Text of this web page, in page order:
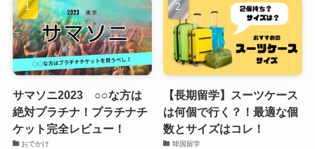
サマソニ2023 ○○な方は
絶対プラチナ！プラチナチ
ケット完全レビュー！
おでかけ
【長期留学】スーツケース
は何個で行く？！最適な個
数とサイズはコレ！
韓国留学